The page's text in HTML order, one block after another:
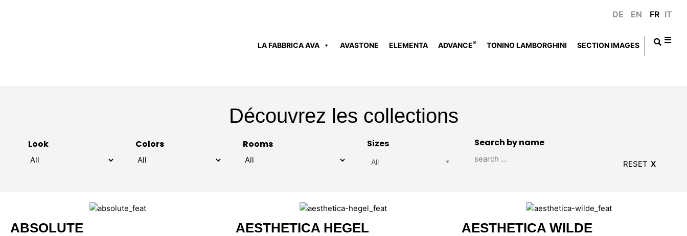
DE EN FR IT
LA FABBRICA AVA AVASTONE ELEMENTA ADVANCE® TONINO LAMBORGHINI SECTION IMAGES
Découvrez les collections
Look Colors Rooms Sizes
All
Search by name
RESET
ABSOLUTE AESTHETICA HEGEL AESTHETICA WILDE